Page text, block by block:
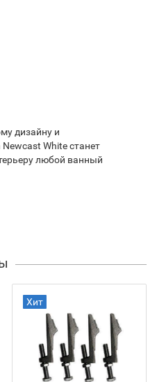
дизайну и
White станет
любой ванный
Хит